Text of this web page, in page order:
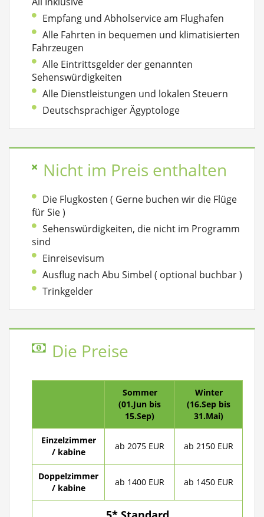
Empfang und Abholservice am Flughafen
Alle Fahrten in bequemen und klimatisierten
Fahrzeugen
Alle Eintrittsgelder der genannten
Sehenswürdigkeiten
Alle Dienstleistungen und lokalen Steuern
Deutschsprachiger Ägyptologe
Nicht im Preis enthalten
Die Flugkosten ( Gerne buchen wir die Flüge
für Sie )
Sehenswürdigkeiten, die nicht im Programm
sind
Einreisevisum
Ausflug nach Abu Simbel ( optional buchbar )
Trinkgelder
Die Preise
Sommer
(01.Jun bis
15.Sep)
Winter
(16.Sep bis
31.Mai)
Einzelzimmer
/ kabine
ab 2075 EUR ab 2150 EUR
Doppelzimmer
/ kabine
ab 1400 EUR ab 1450 EUR